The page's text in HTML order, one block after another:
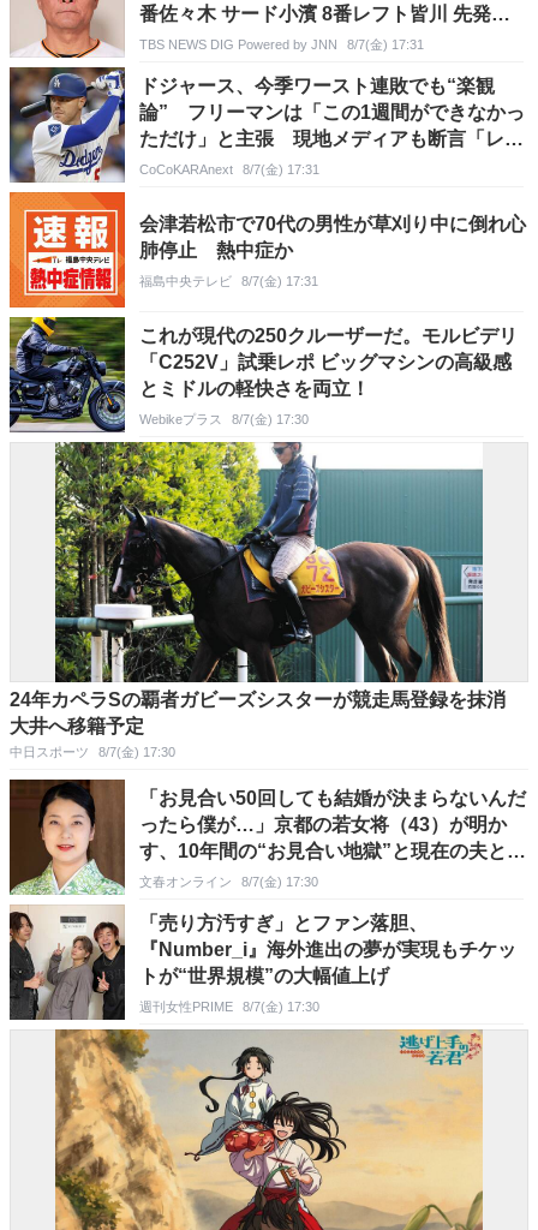
番佐々木 サード小濱 8番レフト皆川 先発・
ハワード
TBS NEWS DIG Powered by JNN 8/7(金) 17:31
ドジャース、今季ワースト連敗でも“楽観
論” フリーマンは「この1週間ができなかっ
ただけ」と主張 現地メディアも断言「レギ
ュラーシーズンは前段階に過ぎない」
CoCoKARAnext 8/7(金) 17:31
会津若松市で70代の男性が草刈り中に倒れ心
肺停止 熱中症か
福島中央テレビ 8/7(金) 17:31
これが現代の250クルーザーだ。モルビデリ
「C252V」試乗レポ ビッグマシンの高級感
とミドルの軽快さを両立！
Webikeプラス 8/7(金) 17:30
24年カペラSの覇者ガビーズシスターが競走馬登録を抹消
大井へ移籍予定
中日スポーツ 8/7(金) 17:30
「お見合い50回しても結婚が決まらないんだ
ったら僕が…」京都の若女将（43）が明か
す、10年間の“お見合い地獄”と現在の夫との
意外な“馴れ初め”
文春オンライン 8/7(金) 17:30
「売り方汚すぎ」とファン落胆、
『Number_i』海外進出の夢が実現もチケッ
トが“世界規模”の大幅値上げ
週刊女性PRIME 8/7(金) 17:30